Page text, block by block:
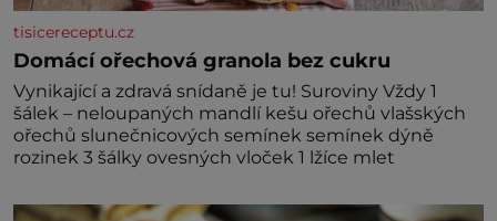
tisicereceptu.cz
Domácí ořechová granola bez cukru
Vynikající a zdravá snídaně je tu! Suroviny Vždy 1
šálek – neloupaných mandlí kešu ořechů vlašských
ořechů slunečnicových semínek semínek dýně
rozinek 3 šálky ovesných vloček 1 lžíce mlet